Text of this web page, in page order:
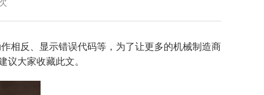
相反、显示错误代码等，为了让更多的机械制造商
议大家收藏此文。